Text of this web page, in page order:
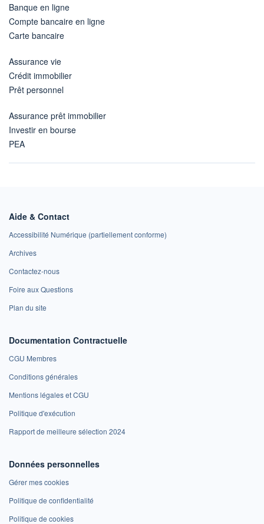
Banque en ligne
Compte bancaire en ligne
Carte bancaire
Assurance vie
Crédit immobilier
Prêt personnel
Assurance prêt immobilier
Investir en bourse
PEA
Aide & Contact
Accessibilité Numérique (partiellement conforme)
Archives
Contactez-nous
Foire aux Questions
Plan du site
Documentation Contractuelle
CGU Membres
Conditions générales
Mentions légales et CGU
Politique d'exécution
Rapport de meilleure sélection 2024
Données personnelles
Gérer mes cookies
Politique de confidentialité
Politique de cookies